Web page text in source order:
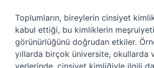
Toplumların, bireylerin cinsiyet
kabul ettiği, bu kimliklerin
görünürlüğünü doğrudan etkiler.
yıllarda birçok üniversite, okullarda
yerlerinde, cinsiyet kimliğiyle ilgili